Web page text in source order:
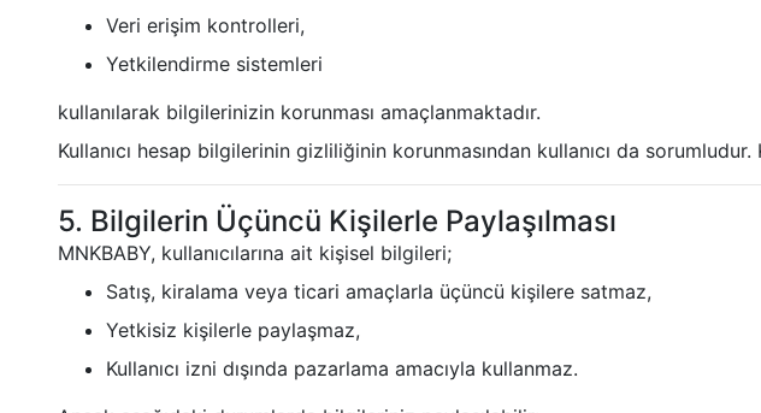
Veri erişim kontrolleri,
Yetkilendirme sistemleri
kullanılarak bilgilerinizin korunması amaçlanmaktadır.
Kullanıcı hesap bilgilerinin gizliliğinin korunmasından kullanıcı da
5. Bilgilerin Üçüncü Kişilerle Paylaşılması
MNKBABY, kullanıcılarına ait kişisel bilgileri;
Satış, kiralama veya ticari amaçlarla üçüncü kişilere satmaz,
Yetkisiz kişilerle paylaşmaz,
Kullanıcı izni dışında pazarlama amacıyla kullanmaz.